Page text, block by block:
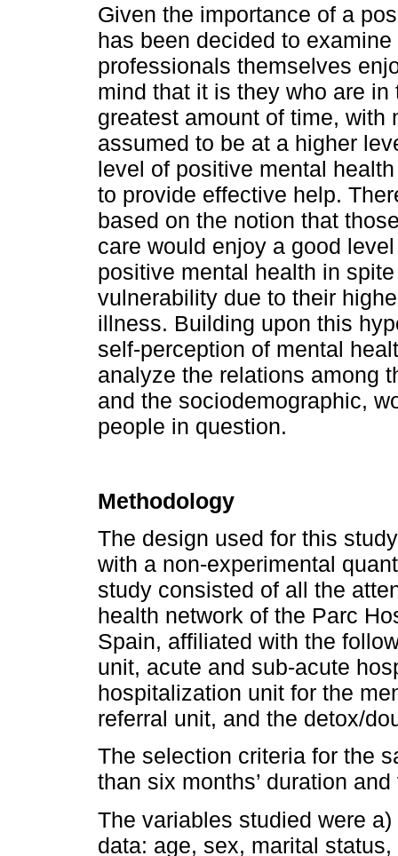
Given the importance of a
has been decided to
professionals themselves
mind that it is they who are
greatest amount of time,
assumed to be at a higher
level of positive mental
to provide effective help.
based on the notion that
care would enjoy a good
positive mental health in
vulnerability due to their
illness. Building upon this
self-perception of mental
analyze the relations among
and the sociodemographic,
people in question.
Methodology
The design used for this
with a non-experimental
study consisted of all the
health network of the Parc
Spain, affiliated with the
unit, acute and sub-acute
hospitalization unit for the
referral unit, and the detox/
The selection criteria for the
than six months’ duration
The variables studied were
data: age, sex, marital